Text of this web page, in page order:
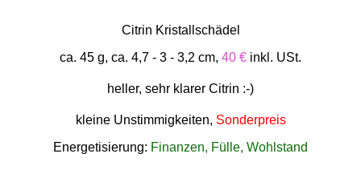
Citrin Kristallschädel
ca. 45 g, ca. 4,7 - 3 - 3,2 cm, 40 € inkl. USt.
heller, sehr klarer Citrin :-)
kleine Unstimmigkeiten, Sonderpreis
Energetisierung: Finanzen, Fülle, Wohlstand